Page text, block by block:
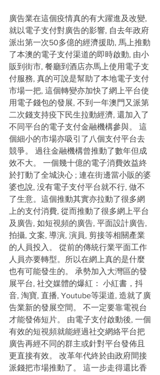
廣告業在這個疫情真的有大躍進及改變,
就以電子支付對廣告的影響, 自去年政府
派出第一次50多億的經濟援助, 馬上推動
了本澳的電子支付渠道的即時啟動, 由小
販到街市, 餐廳到酒店亦馬上使用電子支
付服務, 真的可說是幫助了本地電子支付
市場一把, 這個轉變亦加快了網上平台使
用電子錢包的發展, 不到一年澳門又派第
二次錢支持疫下民生拉動經濟, 還加入了
不同平台的電子支付金融機構參與。 這
個細小的市場亦吸引了八個支付平台去
競爭。 過往金融機構曾推動了數年但成
效不大。 一個幾十億的電子消費效益終
於打動了全城決心 ; 連在街邊當小販的婆
婆也說, 没有電子支付平台就不行, 做不
了生意。這個推動其實亦拉動了很多網
上的支付消費, 從而推動了很多網上平台
及廣告, 如短視頻的廣告, 平面設計廣告,
拍攝, 文案, 導演, 演員, 剪接等相關產業
的人員投入。 從前的傳統行業平面工作
人員亦要轉型。所以在網上真的是什麼
也有可能發生的。 承勢加入大灣區的發
展平台, 社交媒體的爆紅： 小紅書，抖
音, 淘寶, 直播, Youtube等渠道, 造就了廣
告業新的發展空間。 不一定要靠電視台
才能發佈短片。 由電子支付啟動後, 一個
有效的短視頻就能經過社交網絡平台把
廣告再經不同的群主或針對平台發佈且
更直接有效。 改革年代終於由政府間接
派錢把市場推動了。 這一步走得還比香